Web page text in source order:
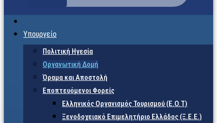
Υπουργείο
Πολιτική Ηγεσία
Οργανωτική Δομή
Όραμα και Αποστολή
Εποπτευόμενοι Φορείς
Eλληνικός Οργανισμός Τουρισμού (Ε.Ο.Τ)
Ξενοδοχειακό Επιμελητήριο Ελλάδος (Ξ.Ε.Ε.)